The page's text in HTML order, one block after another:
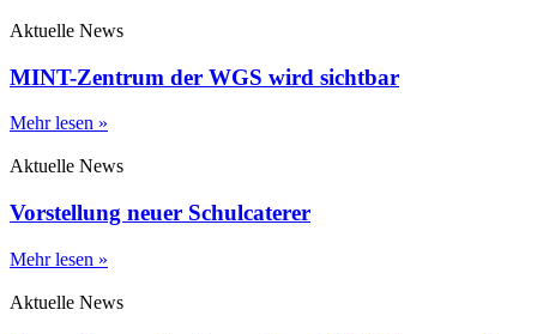
Aktuelle News
MINT-Zentrum der WGS wird sichtbar
Mehr lesen »
Aktuelle News
Vorstellung neuer Schulcaterer
Mehr lesen »
Aktuelle News